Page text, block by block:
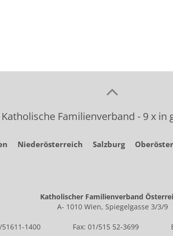
Familienverband - 9 x in
Niederösterreich Salzburg
Katholischer Familienverband
A- 1010 Wien, Spiegelgasse 3/3/9
1400 Fax: 01/515 52-3699